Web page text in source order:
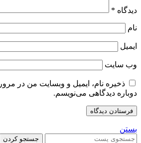
دیدگاه *
نام
ایمیل
وب‌ سایت
ذخیره نام، ایمیل و وبسایت من در
دوباره دیدگاهی می‌نویسم.
بستن
جستجو کردن